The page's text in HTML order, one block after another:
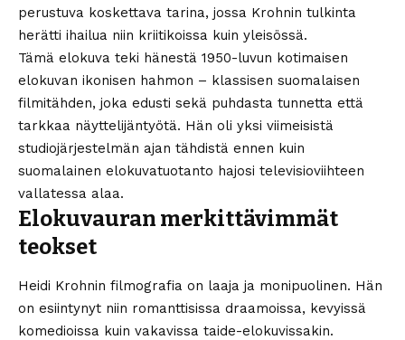
perustuva koskettava tarina, jossa Krohnin tulkinta
herätti ihailua niin kriitikoissa kuin yleisössä.
Tämä elokuva teki hänestä 1950-luvun kotimaisen
elokuvan ikonisen hahmon – klassisen suomalaisen
filmitähden, joka edusti sekä puhdasta tunnetta että
tarkkaa näyttelijäntyötä. Hän oli yksi viimeisistä
studiojärjestelmän ajan tähdistä ennen kuin
suomalainen elokuvatuotanto hajosi televisioviihteen
vallatessa alaa.
Elokuvauran merkittävimmät
teokset
Heidi Krohnin filmografia on laaja ja monipuolinen. Hän
on esiintynyt niin romanttisissa draamoissa, kevyissä
komedioissa kuin vakavissa taide-elokuvissakin.